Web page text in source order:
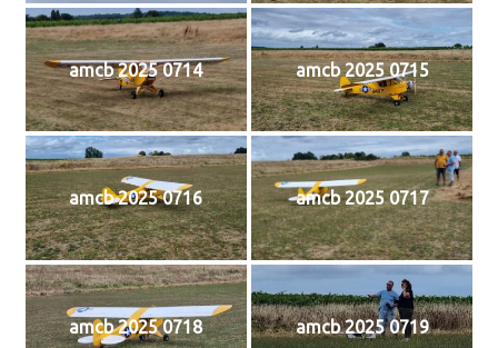
amcb 2025 0714 amcb 2025 0715
amcb 2025 0716 amcb 2025 0717
amcb 2025 0718 amcb 2025 0719